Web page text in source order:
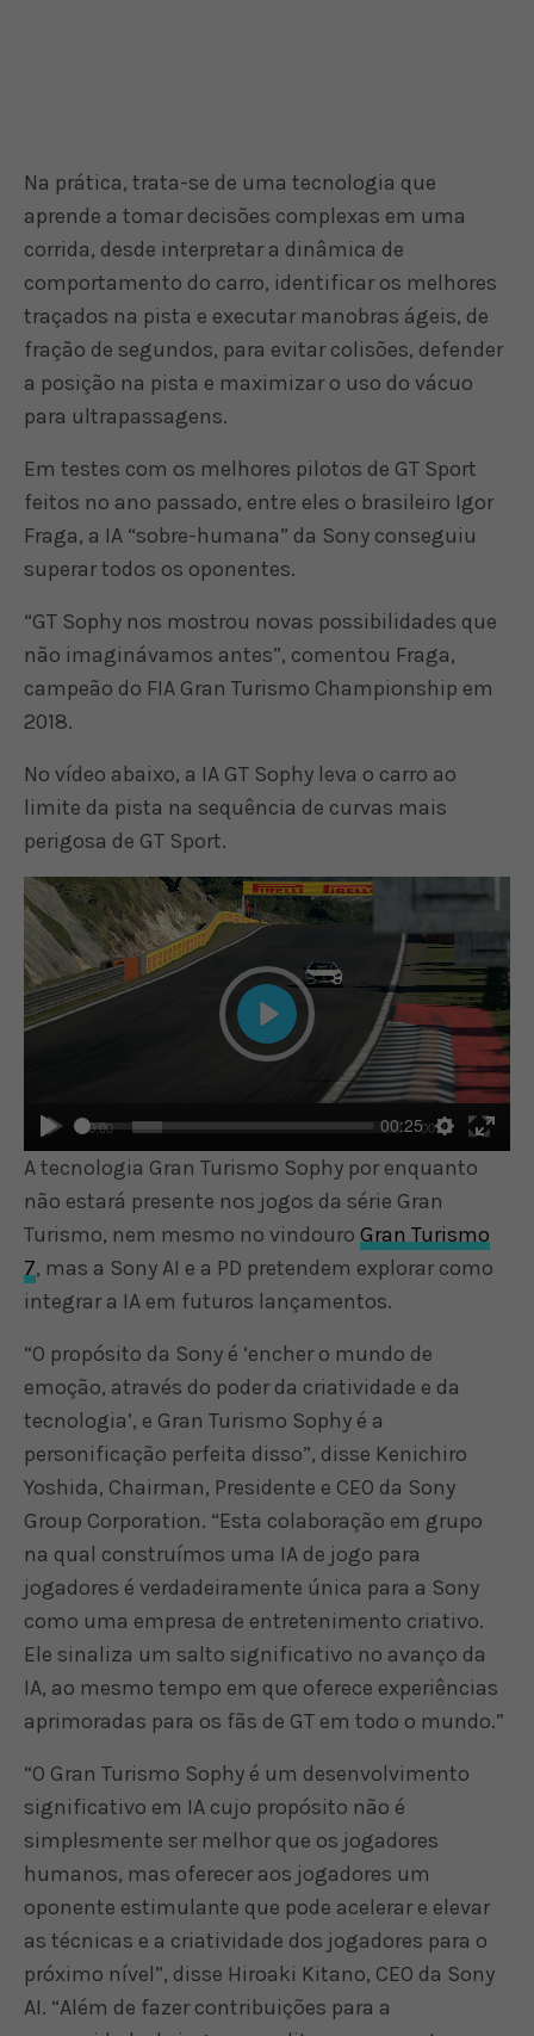
Na prática, trata-se de uma tecnologia que
aprende a tomar decisões complexas em uma
corrida, desde interpretar a dinâmica de
comportamento do carro, identificar os melhores
traçados na pista e executar manobras ágeis, de
fração de segundos, para evitar colisões, defender
a posição na pista e maximizar o uso do vácuo
para ultrapassagens.
Em testes com os melhores pilotos de GT Sport
feitos no ano passado, entre eles o brasileiro Igor
Fraga, a IA “sobre-humana” da Sony conseguiu
superar todos os oponentes.
“GT Sophy nos mostrou novas possibilidades que
não imaginávamos antes”, comentou Fraga,
campeão do FIA Gran Turismo Championship em
2018.
No vídeo abaixo, a IA GT Sophy leva o carro ao
limite da pista na sequência de curvas mais
perigosa de GT Sport.
Play
00:25
Settings
Enter
Video
Player
00:00 00:25
Play
A tecnologia Gran Turismo Sophy por enquanto
não estará presente nos jogos da série Gran
Turismo, nem mesmo no vindouroGran Turismo
7, mas a Sony AI e a PD pretendem explorar como
integrar a IA em futuros lançamentos.
“O propósito da Sony é ‘encher o mundo de
emoção, através do poder da criatividade e da
tecnologia’, e Gran Turismo Sophy é a
personificação perfeita disso”, disse Kenichiro
Yoshida, Chairman, Presidente e CEO da Sony
Group Corporation. “Esta colaboração em grupo
na qual construímos uma IA de jogo para
jogadores é verdadeiramente única para a Sony
como uma empresa de entretenimento criativo.
Ele sinaliza um salto significativo no avanço da
IA, ao mesmo tempo em que oferece experiências
aprimoradas para os fãs de GT em todo o mundo.”
“O Gran Turismo Sophy é um desenvolvimento
significativo em IA cujo propósito não é
simplesmente ser melhor que os jogadores
humanos, mas oferecer aos jogadores um
oponente estimulante que pode acelerar e elevar
as técnicas e a criatividade dos jogadores para o
próximo nível”, disse Hiroaki Kitano, CEO da Sony
AI. “Além de fazer contribuições para a